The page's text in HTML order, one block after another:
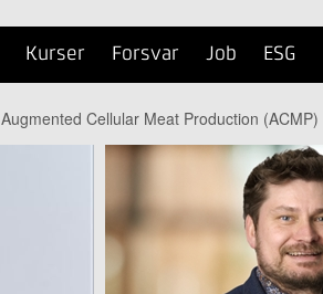
Kurser Forsvar Job ESG
Augmented Cellular Meat Production (ACMP)